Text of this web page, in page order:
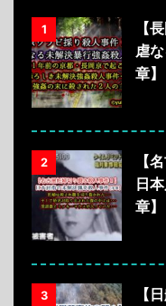
1
【
虐
章】
2
【
日
章】
3
【